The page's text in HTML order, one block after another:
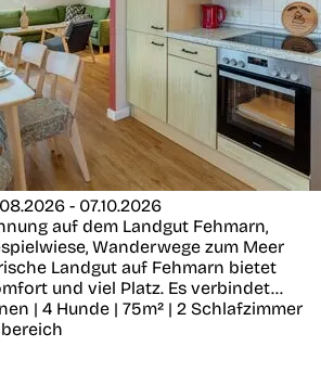
- 07.10.2026
auf dem Landgut Fehmarn,
Wanderwege zum Meer
Landgut auf Fehmarn bietet
und viel Platz. Es verbindet...
| 4 Hunde | 75m² | 2 Schlafzimmer